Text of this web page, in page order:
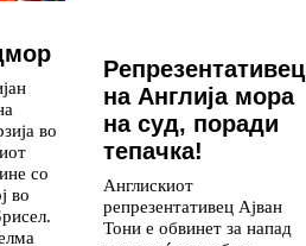
во
со
во
Репрезентативец
на Англија мора
на суд, поради
тепачка!
Англискиот
репрезентативец Ајван
Тони е обвинет за напад